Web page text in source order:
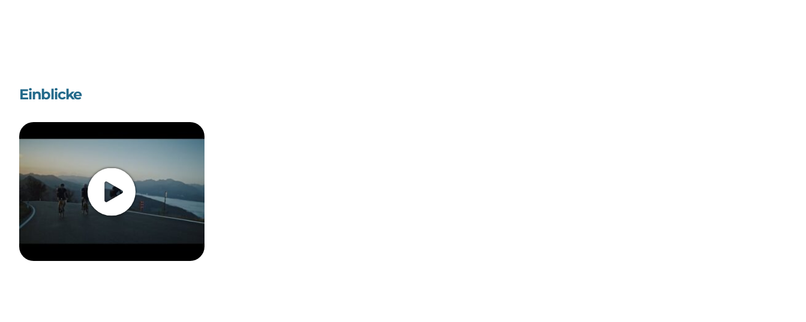
Einblicke